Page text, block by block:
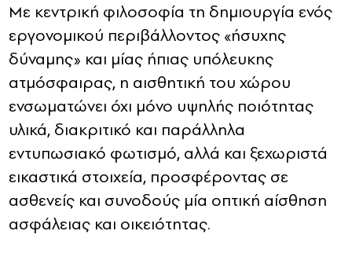
Με κεντρική φιλοσοφία τη δημιουργία ενός
εργονομικού περιβάλλοντος «ήσυχης
δύναμης» και μίας ήπιας υπόλευκης
ατμόσφαιρας, η αισθητική του χώρου
ενσωματώνει όχι μόνο υψηλής ποιότητας
υλικά, διακριτικό και παράλληλα
εντυπωσιακό φωτισμό, αλλά και ξεχωριστά
εικαστικά στοιχεία, προσφέροντας σε
ασθενείς και συνοδούς μία οπτική αίσθηση
ασφάλειας και οικειότητας.